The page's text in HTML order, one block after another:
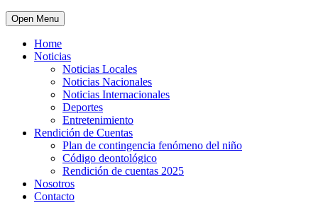
Open Menu
Home
Noticias
Noticias Locales
Noticias Nacionales
Noticias Internacionales
Deportes
Entretenimiento
Rendición de Cuentas
Plan de contingencia fenómeno del niño
Código deontológico
Rendición de cuentas 2025
Nosotros
Contacto